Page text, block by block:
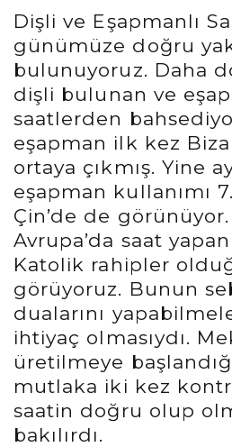
Dişli ve Eşapmanlı
günümüze doğru
bulunuyoruz. Daha
dişli bulunan ve
saatlerden
eşapman ilk kez
ortaya çıkmış. Yine
eşapman kullanımı
Çin’de de
Avrupa’da saat
Katolik rahipler
görüyoruz. Bunun
dualarını
ihtiyaç olmasıydı.
üretilmeye
mutlaka iki kez
saatin doğru olup
bakılırdı.